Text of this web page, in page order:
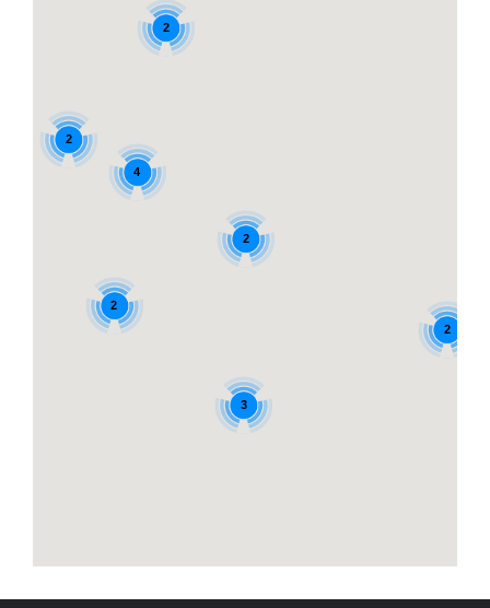
2
3
4
2
2
2
2